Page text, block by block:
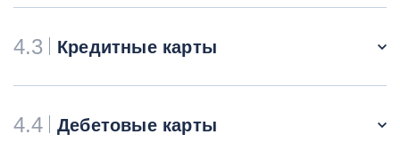
4.3 Кредитные карты
4.4 Дебетовые карты